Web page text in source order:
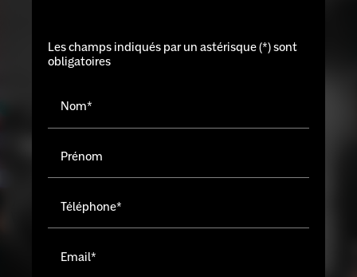
Les champs indiqués par un astérisque (*) sont
obligatoires
Nom*
Prénom
Téléphone*
Email*